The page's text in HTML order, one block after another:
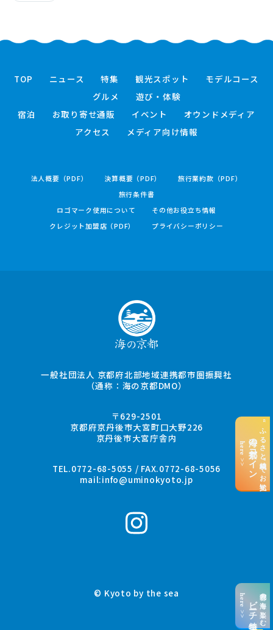
“ふるさと納税”でお支払い
海の京都コイン
here >>
京都の海を楽しむ
ビーチ特集
here >>
TOP ニュース 特集 観光スポット
モデルコース
グルメ
遊び・体験
宿泊
お取り寄せ通販 イベント
オウンドメディア
アクセス
メディア向け情報
法人概要（PDF） 決算概要（PDF）
旅行業約款（PDF）
旅行条件書
ロゴマーク使用について
その他お役立ち情報
クレジット加盟店（PDF）
プライバシーポリシー
一般社団法人 京都府北部地域連携都市圏振興社
（通称：海の京都DMO）
〒629-2501
京都府京丹後市大宮町口大野226
京丹後市大宮庁舎内
TEL.0772-68-5055 / FAX.0772-68-5056
mail:info@uminokyoto.jp
© Kyoto by the sea